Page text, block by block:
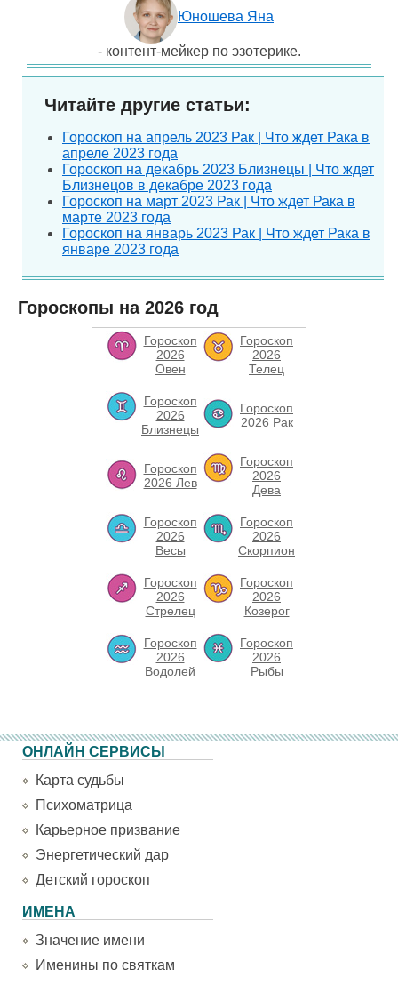
Юношева Яна
- контент-мейкер по эзотерике.
Читайте другие статьи:
Гороскоп на апрель 2023 Рак | Что ждет Рака в
апреле 2023 года
Гороскоп на декабрь 2023 Близнецы | Что ждет
Близнецов в декабре 2023 года
Гороскоп на март 2023 Рак | Что ждет Рака в
марте 2023 года
Гороскоп на январь 2023 Рак | Что ждет Рака в
январе 2023 года
Гороскопы на 2026 год
Гороскоп
2026
Овен
Гороскоп
2026
Телец
Гороскоп
2026
Близнецы
Гороскоп
2026 Рак
Гороскоп
2026 Лев
Гороскоп
2026
Дева
Гороскоп
2026
Весы
Гороскоп
2026
Скорпион
Гороскоп
2026
Стрелец
Гороскоп
2026
Козерог
Гороскоп
2026
Водолей
Гороскоп
2026
Рыбы
ОНЛАЙН СЕРВИСЫ
Карта судьбы
Психоматрица
Карьерное призвание
Энергетический дар
Детский гороскоп
ИМЕНА
Значение имени
Именины по святкам